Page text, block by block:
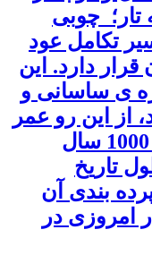
چوبی
تکامل عود
قرار دارد. این
ی ساسانی و
از این رو عمر
این ساز را می توان بیش از 1000 سال
تاریخ
بندی آن
امروزی در